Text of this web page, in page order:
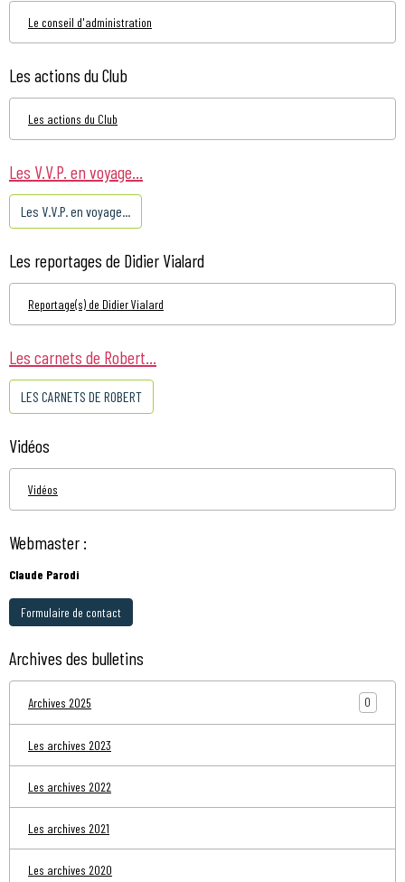
Le conseil d'administration
Les actions du Club
Les actions du Club
Les V.V.P. en voyage...
Les V.V.P. en voyage...
Les reportages de Didier Vialard
Reportage(s) de Didier Vialard
Les carnets de Robert...
LES CARNETS DE ROBERT
Vidéos
Vidéos
Webmaster :
Claude Parodi
Formulaire de contact
Archives des bulletins
Archives 2025 0
Les archives 2023
Les archives 2022
Les archives 2021
Les archives 2020